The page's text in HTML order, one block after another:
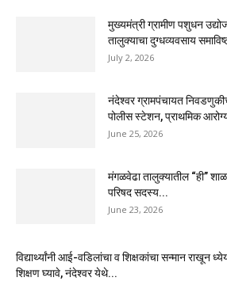
मुख्यमंत्री ग्रामीण पशुधन
तालुक्याचा दुग्धव्यवसाय
July 2, 2026
नंदेश्वर ग्रामपंचायत
पोलीस स्टेशन, प्राथमिक
June 25, 2026
मंगळवेढा तालुक्यातील “ही”
परिषद सदस्य...
June 23, 2026
विद्यार्थ्यांनी आई-वडिलांचा व शिक्षकांचा सन्मान राखून
शिक्षण घ्यावे, नंदेश्वर येथे...